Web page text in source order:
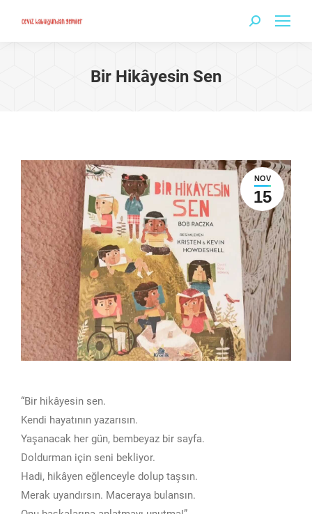
Search:
Bir Hikâyesin Sen
NOV
15
“Bir hikâyesin sen.
Kendi hayatının yazarısın.
Yaşanacak her gün, bembeyaz bir sayfa.
Doldurman için seni bekliyor.
Hadi, hikâyen eğlenceyle dolup taşsın.
Merak uyandırsın. Maceraya bulansın.